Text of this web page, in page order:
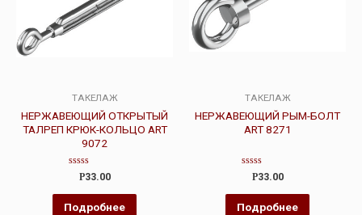
ТАКЕЛАЖ
НЕРЖАВЕЮЩИЙ ОТКРЫТЫЙ
ТАЛРЕП КРЮК-КОЛЬЦО ART
9072
Оценка
из
5
Р33.00
Подробнее
ТАКЕЛАЖ
НЕРЖАВЕЮЩИЙ РЫМ-БОЛТ
ART 8271
Оценка
из
5
Р33.00
Подробнее